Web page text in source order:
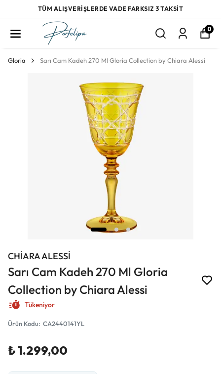
TÜM ALIŞVERİŞLERDE VADE FARKSIZ 3 TAKSİT
0
Gloria Sarı Cam Kadeh 270 Ml Gloria Collection by Chiara Alessi
CHİARA ALESSİ
Sarı Cam Kadeh 270 Ml Gloria
Collection by Chiara Alessi
Tükeniyor
Ürün Kodu: CA2440141YL
₺ 1.299,00